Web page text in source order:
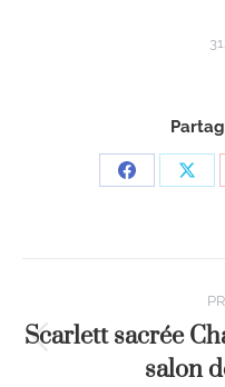
Scarlett sacrée
salon